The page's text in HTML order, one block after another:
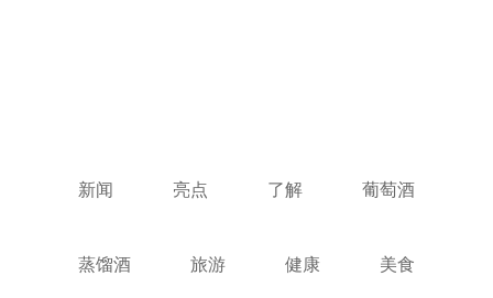
新闻 亮点 了解 葡萄酒
蒸馏酒 旅游 健康 美食